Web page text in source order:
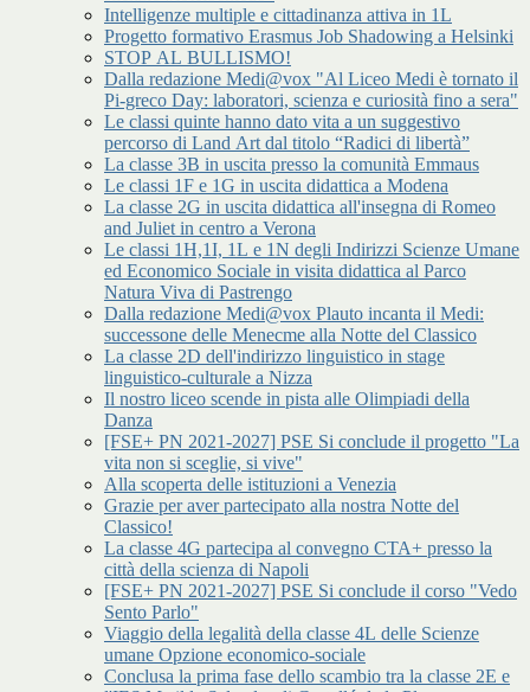
Intelligenze multiple e cittadinanza attiva in 1L
Progetto formativo Erasmus Job Shadowing a Helsinki
STOP AL BULLISMO!
Dalla redazione Medi@vox "Al Liceo Medi è tornato il
Pi-greco Day: laboratori, scienza e curiosità fino a sera"
Le classi quinte hanno dato vita a un suggestivo
percorso di Land Art dal titolo “Radici di libertà”
La classe 3B in uscita presso la comunità Emmaus
Le classi 1F e 1G in uscita didattica a Modena
La classe 2G in uscita didattica all'insegna di Romeo
and Juliet in centro a Verona
Le classi 1H,1I, 1L e 1N degli Indirizzi Scienze Umane
ed Economico Sociale in visita didattica al Parco
Natura Viva di Pastrengo
Dalla redazione Medi@vox Plauto incanta il Medi:
successone delle Menecme alla Notte del Classico
La classe 2D dell'indirizzo linguistico in stage
linguistico-culturale a Nizza
Il nostro liceo scende in pista alle Olimpiadi della
Danza
[FSE+ PN 2021-2027] PSE Si conclude il progetto "La
vita non si sceglie, si vive"
Alla scoperta delle istituzioni a Venezia
Grazie per aver partecipato alla nostra Notte del
Classico!
La classe 4G partecipa al convegno CTA+ presso la
città della scienza di Napoli
[FSE+ PN 2021-2027] PSE Si conclude il corso "Vedo
Sento Parlo"
Viaggio della legalità della classe 4L delle Scienze
umane Opzione economico-sociale
Conclusa la prima fase dello scambio tra la classe 2E e